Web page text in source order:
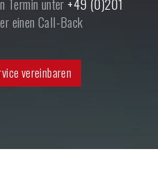
Termin unter +49 (0)201
einen Call-Back
vereinbaren